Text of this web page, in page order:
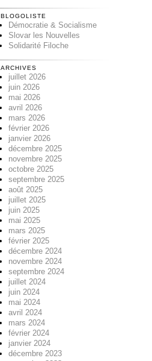
BLOGOLISTE
Démocratie & Socialisme
Slovar les Nouvelles
Solidarité Filoche
ARCHIVES
juillet 2026
juin 2026
mai 2026
avril 2026
mars 2026
février 2026
janvier 2026
décembre 2025
novembre 2025
octobre 2025
septembre 2025
août 2025
juillet 2025
juin 2025
mai 2025
mars 2025
février 2025
décembre 2024
novembre 2024
septembre 2024
juillet 2024
juin 2024
mai 2024
avril 2024
mars 2024
février 2024
janvier 2024
décembre 2023